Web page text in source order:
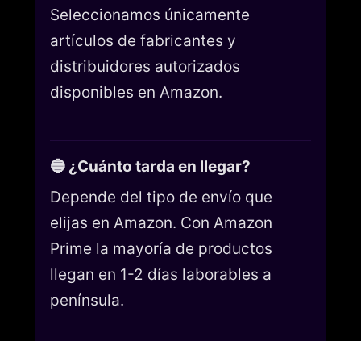
Seleccionamos únicamente
artículos de fabricantes y
distribuidores autorizados
disponibles en Amazon.
🔵 ¿Cuánto tarda en llegar?
Depende del tipo de envío que
elijas en Amazon. Con Amazon
Prime la mayoría de productos
llegan en 1-2 días laborables a
península.